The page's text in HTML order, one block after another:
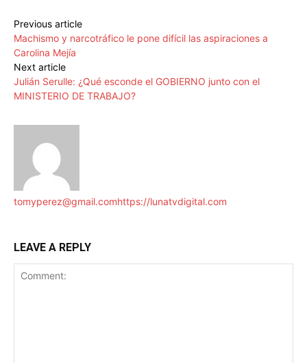
Previous article
Machismo y narcotráfico le pone difícil las aspiraciones a
Carolina Mejía
Next article
Julián Serulle: ¿Qué esconde el GOBIERNO junto con el
MINISTERIO DE TRABAJO?
tomyperez@gmail.comhttps://lunatvdigital.com
LEAVE A REPLY